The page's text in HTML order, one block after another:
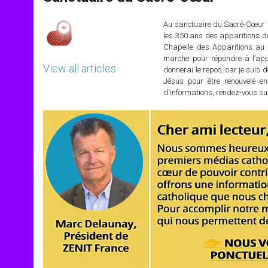
p e k
View all articles
Au sanctuaire du Sacré-Cœur
les 350 ans des apparitions
Chapelle des Apparitions
marche pour répondre à
donnerai le repos, car je suis
Jésus pour être renouvelé
d'informations, rendez-vous